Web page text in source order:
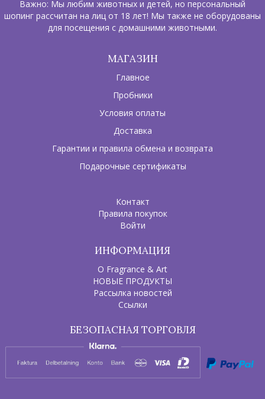
Важно: Мы любим животных и детей, но персональный
шопинг рассчитан на лиц от 18 лет! Мы также не оборудованы
для посещения с домашними животными.
МАГАЗИН
Главное
Пробники
Условия оплаты
Доставка
Гарантии и правила обмена и возврата
Подарочные сертификаты
Контакт
Правила покупок
Войти
ИНФОРМАЦИЯ
О Fragrance & Art
НОВЫЕ ПРОДУКТЫ
Рассылка новостей
Ссылки
БЕЗОПАСНАЯ ТОРГОВЛЯ